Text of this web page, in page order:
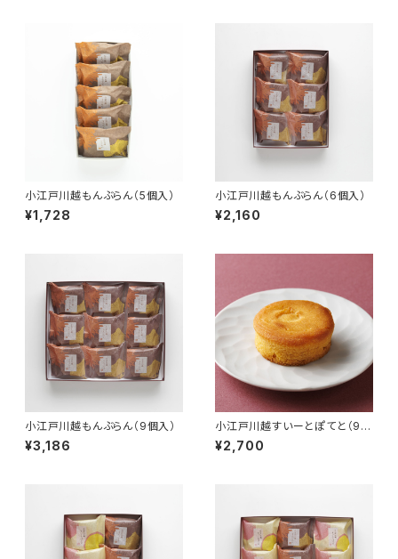
小江戸川越もんぶらん（5個入）
¥1,728
小江戸川越もんぶらん（6個入）
¥2,160
小江戸川越もんぶらん（9個入）
¥3,186
小江戸川越すいーとぽてと（9個
入）
¥2,700